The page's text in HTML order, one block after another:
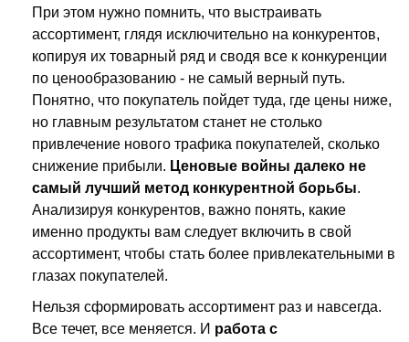
При этом нужно помнить, что выстраивать
ассортимент, глядя исключительно на конкурентов,
копируя их товарный ряд и сводя все к конкуренции
по ценообразованию - не самый верный путь.
Понятно, что покупатель пойдет туда, где цены ниже,
но главным результатом станет не столько
привлечение нового трафика покупателей, сколько
снижение прибыли. Ценовые войны далеко не
самый лучший метод конкурентной борьбы.
Анализируя конкурентов, важно понять, какие
именно продукты вам следует включить в свой
ассортимент, чтобы стать более привлекательными в
глазах покупателей.
Нельзя сформировать ассортимент раз и навсегда.
Все течет, все меняется. И работа с